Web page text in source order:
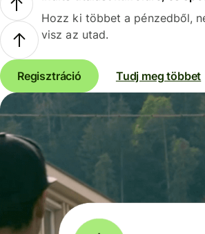
Hozz ki többet a pénzedből,
visz az utad.
Regisztráció Tudj meg többet